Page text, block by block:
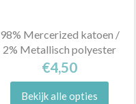
98% Mercerized katoen /
2% Metallisch polyester
€4,50
Bekijk alle opties